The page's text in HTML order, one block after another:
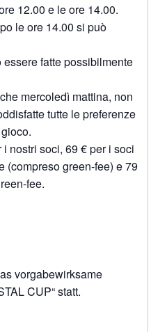
12.00 e le ore 14.00.
le ore 14.00 si può
fatte possibilmente
mercoledì mattina, non
tutte le preferenze
nostri soci, 69 € per i soci
(compreso green-fee) e 79
fee.
vorgabewirksame
CUP“ statt.